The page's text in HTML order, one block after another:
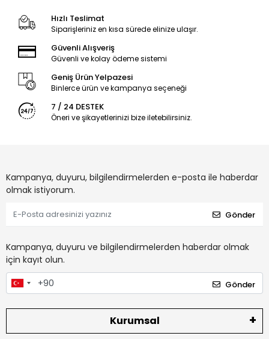
Hızlı Teslimat
Siparişleriniz en kısa sürede elinize ulaşır.
Güvenli Alışveriş
Güvenli ve kolay ödeme sistemi
Geniş Ürün Yelpazesi
Binlerce ürün ve kampanya seçeneği
7 / 24 DESTEK
Öneri ve şikayetlerinizi bize iletebilirsiniz.
Kampanya, duyuru, bilgilendirmelerden e-posta ile haberdar
olmak istiyorum.
Gönder
Kampanya, duyuru ve bilgilendirmelerden haberdar olmak
için kayıt olun.
Gönder
Kurumsal